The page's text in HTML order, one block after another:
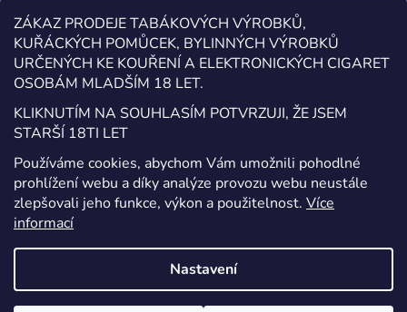
ZÁKAZ PRODEJE TABÁKOVÝCH VÝROBKŮ,
KUŘÁCKÝCH POMŮCEK, BYLINNÝCH VÝROBKŮ
URČENÝCH KE KOUŘENÍ A ELEKTRONICKÝCH CIGARET
OSOBÁM MLADŠÍM 18 LET.
KLIKNUTÍM NA SOUHLASÍM POTVRZUJI, ŽE JSEM
STARŠÍ 18TI LET
Používáme cookies, abychom Vám umožnili pohodlné
prohlížení webu a díky analýze provozu webu neustále
zlepšovali jeho funkce, výkon a použitelnost. Více
informací
Nastavení
Odebírat newsletter
Vložte svůj e-mail a my vám budeme zasílat informace o
nových produktech na našem e-shopu.
E-mail
Vložením e-mailu souhlasíte s
podmínkami ochrany
osobních údajů
PŘIHLÁSIT SE